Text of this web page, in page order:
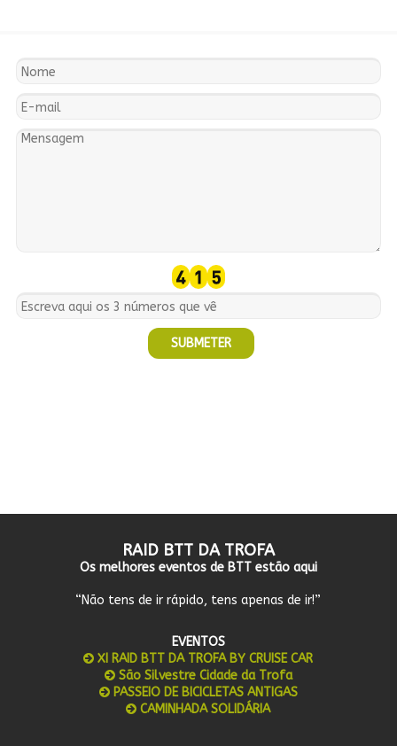
RAID BTT DA TROFA
Os melhores eventos de BTT estão aqui
“Não tens de ir rápido, tens apenas de ir!”
EVENTOS
XI RAID BTT DA TROFA BY CRUISE CAR
São Silvestre Cidade da Trofa
PASSEIO DE BICICLETAS ANTIGAS
CAMINHADA SOLIDÁRIA